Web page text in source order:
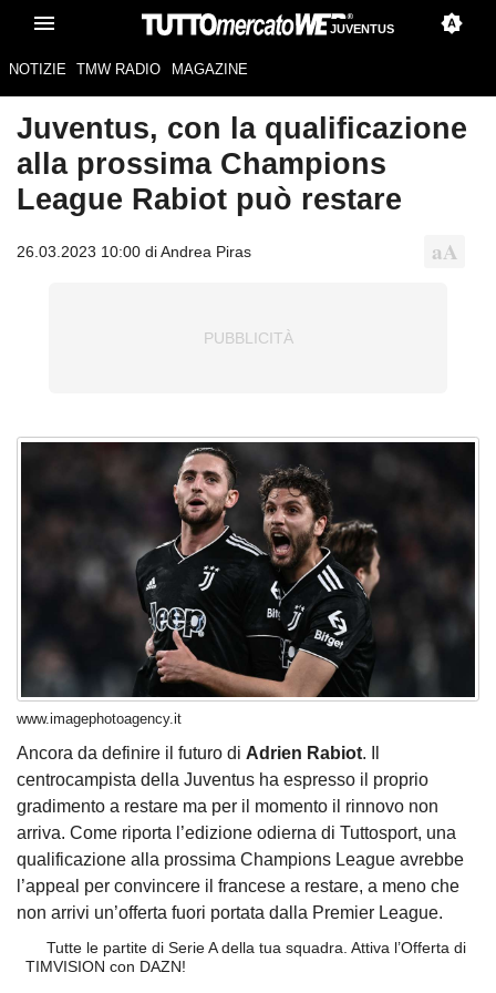
JUVENTUS
NOTIZIE TMW RADIO MAGAZINE
Juventus, con la qualificazione
alla prossima Champions
League Rabiot può restare
26.03.2023 10:00 di Andrea Piras
www.imagephotoagency.it
Ancora da definire il futuro di Adrien Rabiot. Il
centrocampista della Juventus ha espresso il proprio
gradimento a restare ma per il momento il rinnovo non
arriva. Come riporta l’edizione odierna di Tuttosport, una
qualificazione alla prossima Champions League avrebbe
l’appeal per convincere il francese a restare, a meno che
non arrivi un’offerta fuori portata dalla Premier League.
Tutte le partite di Serie A della tua squadra. Attiva l’Offerta di
TIMVISION con DAZN!